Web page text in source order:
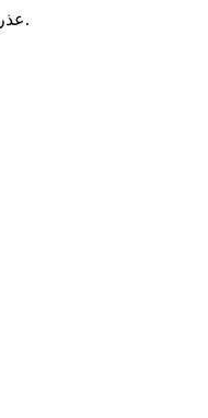
عذراً، حدث خطأ فني. يرجى المحاولة لاحقاً.